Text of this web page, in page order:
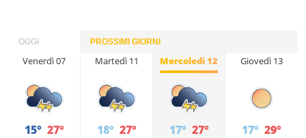
OGGI PROSSIMI GIORNI
Venerdì 07
15° 27°
Lunedì 10
17° 26°
Martedì 11
18° 27°
Mercoledì 12
17° 27°
Giovedì 13
17° 29°